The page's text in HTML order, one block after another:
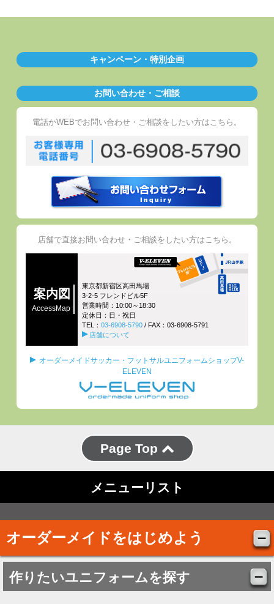
キャンペーン・特別企画
お問い合わせ・ご相談
電話かWEBでお問い合わせ・ご相談をしたい方はこちら。
店舗で直接お問い合わせ・ご相談をしたい方はこちら。
案内図
AccessMap
東京都新宿区高田馬場
3-2-5 フレンドビル5F
営業時間：10:00～18:30
定休日：日・祝日
TEL： 03-6908-5790 / FAX：03-6908-5791
店舗について
オーダーメイドサッカー・フットサルユニフォームショップV-
ELEVEN
Page Top
メニューリスト
オーダーメイドをはじめよう
作りたいユニフォームを探す